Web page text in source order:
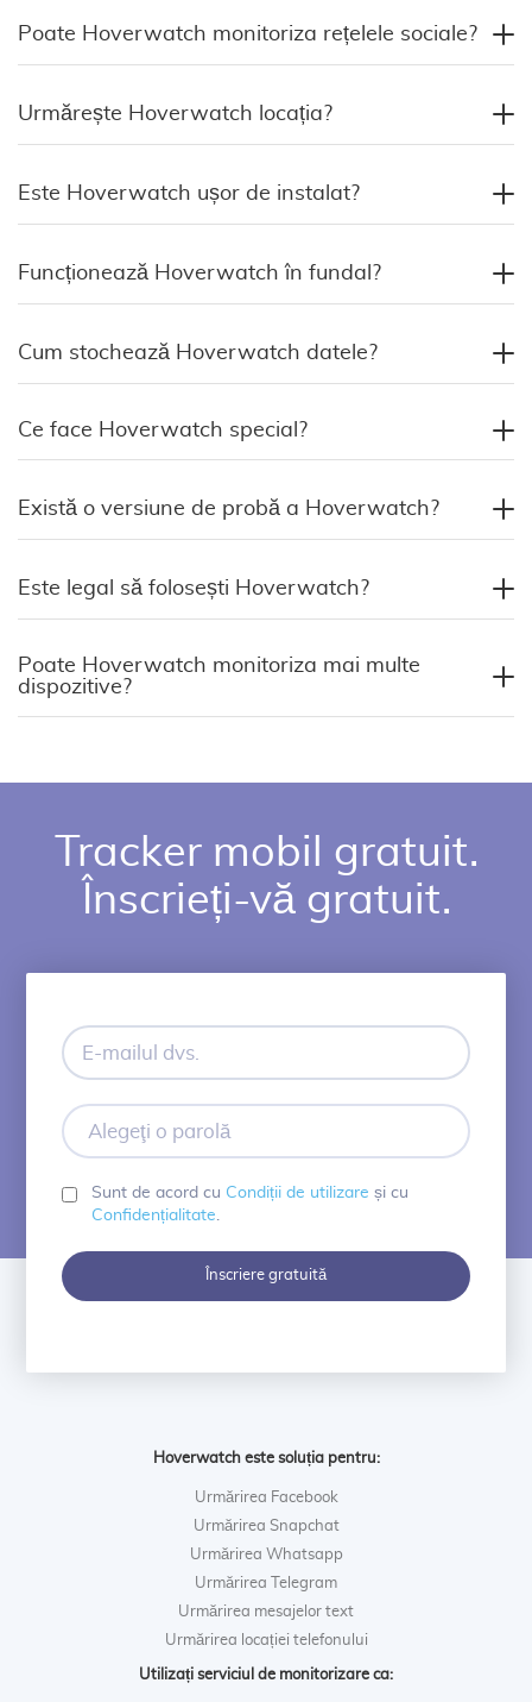
Poate Hoverwatch monitoriza rețelele sociale?
Urmărește Hoverwatch locația?
Este Hoverwatch ușor de instalat?
Funcționează Hoverwatch în fundal?
Cum stochează Hoverwatch datele?
Ce face Hoverwatch special?
Există o versiune de probă a Hoverwatch?
Este legal să folosești Hoverwatch?
Poate Hoverwatch monitoriza mai multe
dispozitive?
Tracker mobil gratuit.
Înscrieți-vă gratuit.
Sunt de acord cu Condiții de utilizare și cu
Confidențialitate.
Înscriere gratuită
Hoverwatch este soluția pentru:
Urmărirea Facebook
Urmărirea Snapchat
Urmărirea Whatsapp
Urmărirea Telegram
Urmărirea mesajelor text
Urmărirea locației telefonului
Utilizați serviciul de monitorizare ca: